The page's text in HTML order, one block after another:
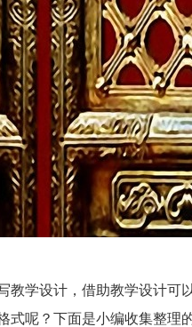
教学设计，借助教学设计可
式呢？下面是小编收集整理